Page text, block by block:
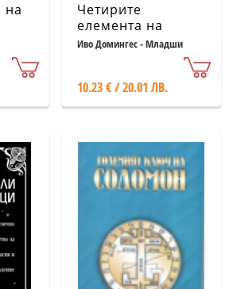
на
Четирите
елемента на
мъдрите
Иво Домингес - Младши
10.23 € / 20.01 ЛВ.